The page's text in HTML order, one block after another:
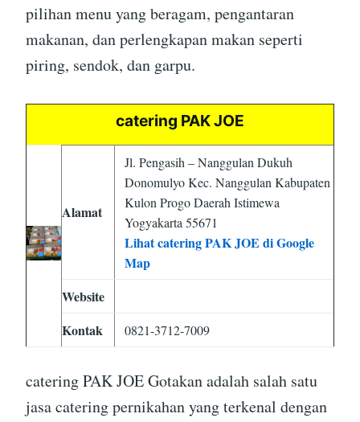
pilihan menu yang beragam, pengantaran
makanan, dan perlengkapan makan seperti
piring, sendok, dan garpu.
catering PAK JOE
Alamat
Jl. Pengasih – Nanggulan Dukuh
Donomulyo Kec. Nanggulan Kabupaten
Kulon Progo Daerah Istimewa
Yogyakarta 55671
Lihat catering PAK JOE di Google
Map
Website
Kontak
0821-3712-7009
catering PAK JOE Gotakan adalah salah satu
jasa catering pernikahan yang terkenal dengan